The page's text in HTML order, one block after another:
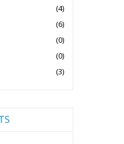
(4)
(6)
(0)
(0)
(3)